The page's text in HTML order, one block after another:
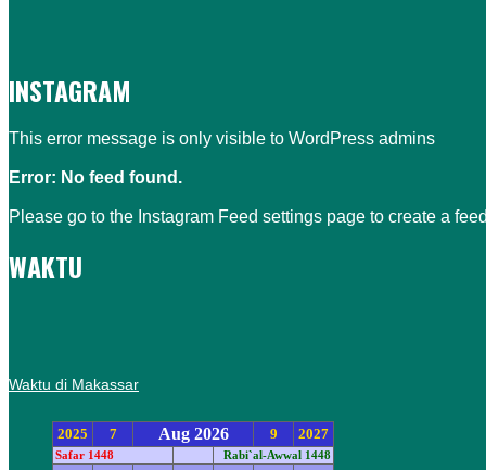
INSTAGRAM
This error message is only visible to WordPress admins
Error: No feed found.
Please go to the Instagram Feed settings page to create a
WAKTU
Waktu di Makassar